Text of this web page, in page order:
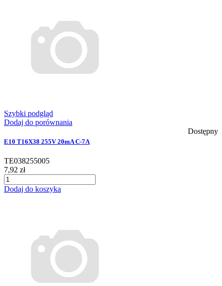
Szybki podgląd
Dodaj do porównania
Dostępny
E10 T16X38 255V 20mA C-7A
TE038255005
7,92 zł
Dodaj do koszyka